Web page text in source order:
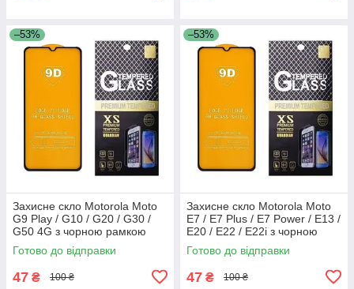
–53%
Захисне скло Motorola Moto
G9 Play / G10 / G20 / G30 /
G50 4G з чорною рамкою
Готово до відправки
47 ₴ 100 ₴
–53%
Захисне скло Motorola Moto
E7 / E7 Plus / E7 Power / E13 /
E20 / E22 / E22i з чорною
рамкою
Готово до відправки
47 ₴ 100 ₴